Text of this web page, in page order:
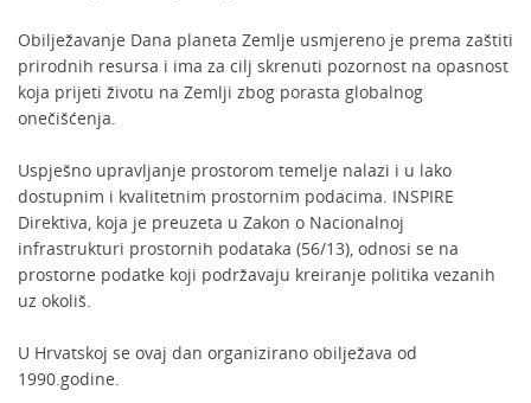
Obilježavanje Dana planeta Zemlje usmjereno je prema zaštiti
prirodnih resursa i ima za cilj skrenuti pozornost na opasnost
koja prijeti životu na Zemlji zbog porasta globalnog
onečišćenja.
Uspješno upravljanje prostorom temelje nalazi i u lako
dostupnim i kvalitetnim prostornim podacima. INSPIRE
Direktiva, koja je preuzeta u Zakon o Nacionalnoj
infrastrukturi prostornih podataka (56/13), odnosi se na
prostorne podatke koji podržavaju kreiranje politika vezanih
uz okoliš.
U Hrvatskoj se ovaj dan organizirano obilježava od
1990.godine.